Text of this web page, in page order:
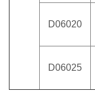
D06020
D06025